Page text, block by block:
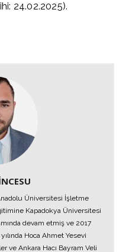
24.02.2025).
Üniversitesi İşletme
Kapadokya Üniversitesi
devam etmiş ve 2017
Hoca Ahmet Yesevi
ve Ankara Hacı Bayram Veli